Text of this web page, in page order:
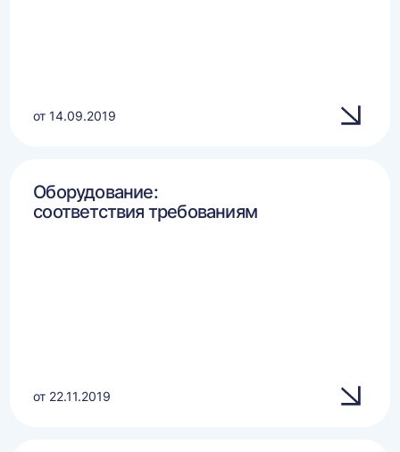
от 14.09.2019
Оборудование:
соответствия требованиям
от 22.11.2019